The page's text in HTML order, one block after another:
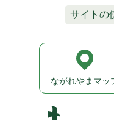
サイトの
ながれやまマッ